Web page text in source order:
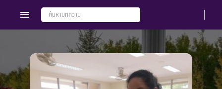
Members Groups